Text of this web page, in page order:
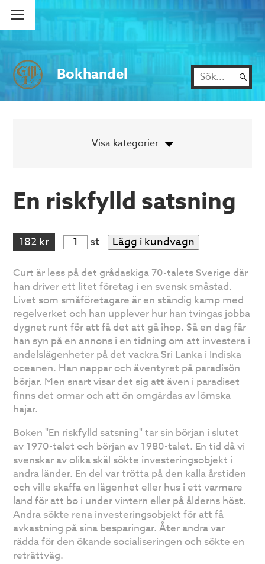
Bokhandel
En riskfylld satsning
182 kr st Lägg i kundvagn
Curt är less på det grådaskiga 70-talets Sverige där
han driver ett litet företag i en svensk småstad.
Livet som småföretagare är en ständig kamp med
regelverket och han upplever hur han tvingas jobba
dygnet runt för att få det att gå ihop. Så en dag får
han syn på en annons i en tidning om att investera i
andelslägenheter på det vackra Sri Lanka i Indiska
oceanen. Han nappar och äventyret på paradisön
börjar. Men snart visar det sig att även i paradiset
finns det ormar och att ön omgärdas av lömska
hajar.
Boken "En riskfylld satsning" tar sin början i slutet
av 1970-talet och början av 1980-talet. En tid då vi
svenskar av olika skäl sökte investeringsobjekt i
andra länder. En del var trötta på den kalla årstiden
och ville skaffa en lägenhet eller hus i ett varmare
land för att bo i under vintern eller på ålderns höst.
Andra sökte rena investeringsobjekt för att få
avkastning på sina besparingar. Åter andra var
rädda för den ökande socialiseringen och sökte en
reträttväg.